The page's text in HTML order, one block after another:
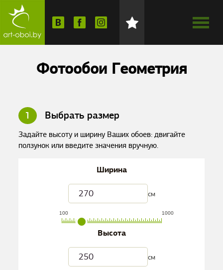
Фотообои Геометрия
1 Выбрать размер
Задайте высоту и ширину Ваших обоев: двигайте
ползунок или введите значения вручную.
Ширина
см
100 1000
Высота
см